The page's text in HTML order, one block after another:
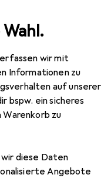
wir mit
Informationen zu
auf unserer
bspw. ein sicheres
Warenkorb zu
wir diese Daten
Angebote
Lederschutzhülle Wallet
Wallet